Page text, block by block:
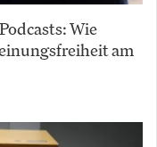
Wie
am